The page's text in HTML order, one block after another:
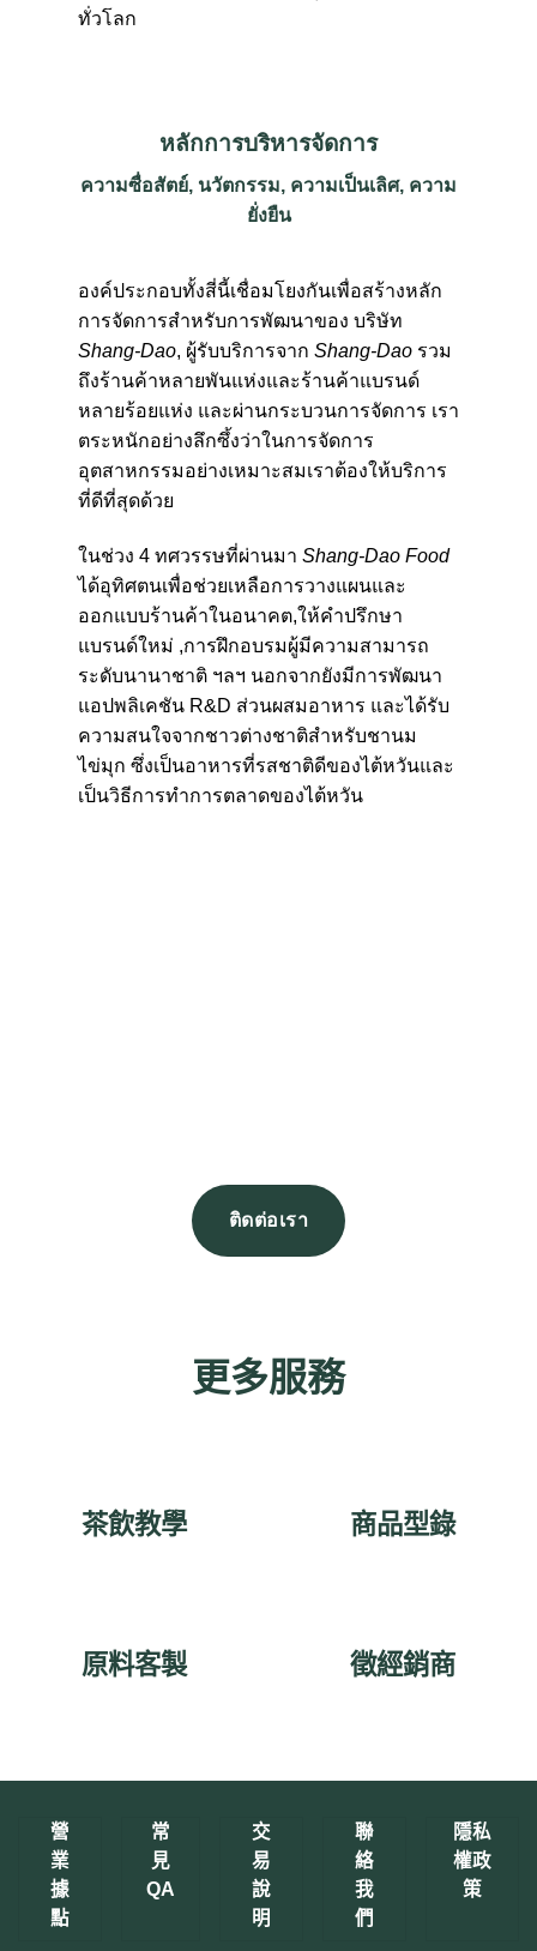
ทั่วโลก
หลักการบริหารจัดการ
ความซื่อสัตย์, นวัตกรรม, ความเป็นเลิศ, ความ
ยั่งยืน
องค์ประกอบทั้งสี่นี้เชื่อมโยงกันเพื่อสร้างหลัก
การจัดการสําหรับการพัฒนาของ บริษัท
Shang-Dao, ผู้รับบริการจาก Shang-Dao รวม
ถึงร้านค้าหลายพันแห่งและร้านค้าแบรนด์
หลายร้อยแห่ง และผ่านกระบวนการจัดการ เรา
ตระหนักอย่างลึกซึ้งว่าในการจัดการ
อุตสาหกรรมอย่างเหมาะสมเราต้องให้บริการ
ที่ดีที่สุดด้วย
ในช่วง 4 ทศวรรษที่ผ่านมา Shang-Dao Food
ได้อุทิศตนเพื่อช่วยเหลือการวางแผนและ
ออกแบบร้านค้าในอนาคต,ให้คําปรึกษา
แบรนด์ใหม่ ,การฝึกอบรมผู้มีความสามารถ
ระดับนานาชาติ ฯลฯ นอกจากยังมีการพัฒนา
แอปพลิเคชัน R&D ส่วนผสมอาหาร และได้รับ
ความสนใจจากชาวต่างชาติสำหรับชานม
ไข่มุก ซึ่งเป็นอาหารที่รสชาติดีของไต้หวันและ
เป็นวิธีการทำการตลาดของไต้หวัน
ติดต่อเรา
更多服務
茶飲教學 商品型錄
原料客製 徵經銷商
營
業
據
點
常
見
QA
交
易
說
明
聯
絡
我
們
隱私
權政
策